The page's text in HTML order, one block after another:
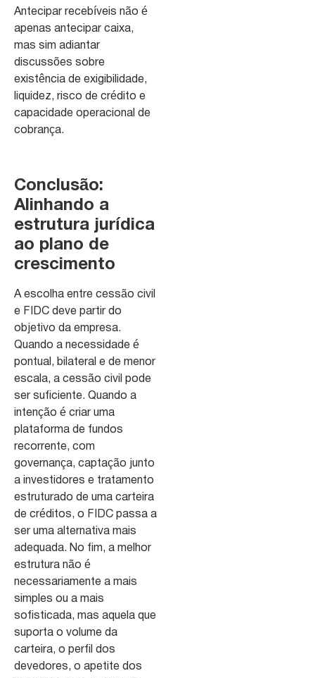
Antecipar recebíveis não é
apenas antecipar caixa,
mas sim adiantar
discussões sobre
existência de exigibilidade,
liquidez, risco de crédito e
capacidade operacional de
cobrança.
Conclusão:
Alinhando a
estrutura jurídica
ao plano de
crescimento
A escolha entre cessão civil
e FIDC deve partir do
objetivo da empresa.
Quando a necessidade é
pontual, bilateral e de menor
escala, a cessão civil pode
ser suficiente. Quando a
intenção é criar uma
plataforma de fundos
recorrente, com
governança, captação junto
a investidores e tratamento
estruturado de uma carteira
de créditos, o FIDC passa a
ser uma alternativa mais
adequada. No fim, a melhor
estrutura não é
necessariamente a mais
simples ou a mais
sofisticada, mas aquela que
suporta o volume da
carteira, o perfil dos
devedores, o apetite dos